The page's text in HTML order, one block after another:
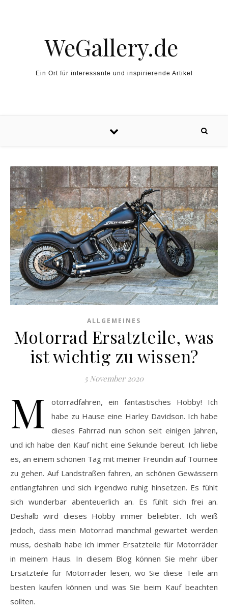
WeGallery.de
Ein Ort für interessante und inspirierende Artikel
ALLGEMEINES
Motorrad Ersatzteile, was
ist wichtig zu wissen?
5 November 2020
M
otorradfahren, ein fantastisches Hobby! Ich
habe zu Hause eine Harley Davidson. Ich habe
dieses Fahrrad nun schon seit einigen Jahren,
und ich habe den Kauf nicht eine Sekunde bereut. Ich liebe
es, an einem schönen Tag mit meiner Freundin auf Tournee
zu gehen. Auf Landstraßen fahren, an schönen Gewässern
entlangfahren und sich irgendwo ruhig hinsetzen. Es fühlt
sich wunderbar abenteuerlich an. Es fühlt sich frei an.
Deshalb wird dieses Hobby immer beliebter. Ich weiß
jedoch, dass mein Motorrad manchmal gewartet werden
muss, deshalb habe ich immer Ersatzteile für Motorräder
in meinem Haus. In diesem Blog können Sie mehr über
Ersatzteile für Motorräder lesen, wo Sie diese Teile am
besten kaufen können und was Sie beim Kauf beachten
sollten.